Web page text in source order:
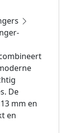
De
mm en
en